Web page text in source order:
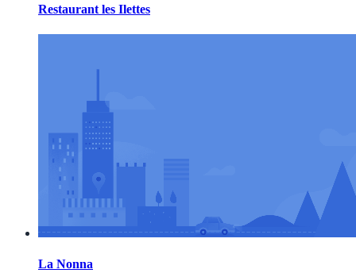
Restaurant les Ilettes
La Nonna